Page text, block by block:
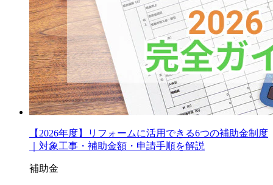
【2026年度】リフォームに活用できる6つの補助金制度
｜対象工事・補助金額・申請手順を解説
補助金